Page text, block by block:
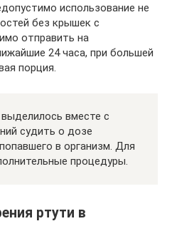
использование не
без крышек с
отправить на
24 часа, при большей
порция.
вместе с
судить о дозе
в организм. Для
процедуры.
ртути в